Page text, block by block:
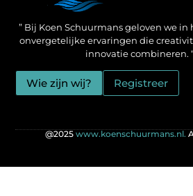
” Bij Koen Schuurmans geloven we in
onvergetelijke ervaringen die
innovatie combineren.
Wie zijn wij? Registreer
@2025 www.koenschuurmans.nl.